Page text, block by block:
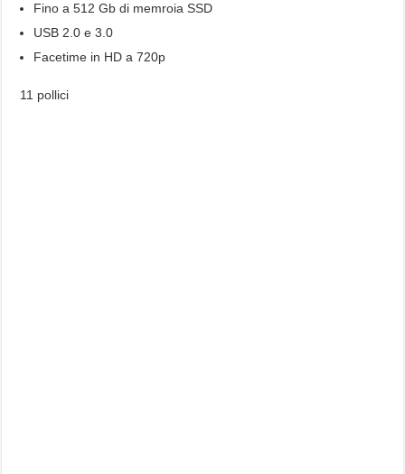
Fino a 512 Gb di memroia SSD
USB 2.0 e 3.0
Facetime in HD a 720p
11 pollici